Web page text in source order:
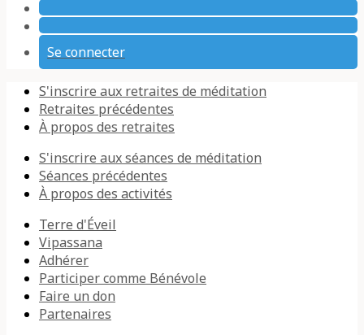
Se connecter
S'inscrire aux retraites de méditation
Retraites précédentes
À propos des retraites
S'inscrire aux séances de méditation
Séances précédentes
À propos des activités
Terre d'Éveil
Vipassana
Adhérer
Participer comme Bénévole
Faire un don
Partenaires